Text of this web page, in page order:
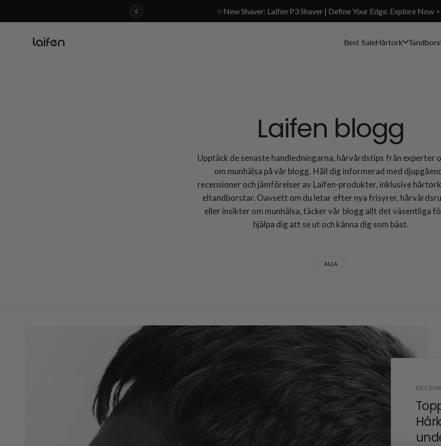
✨New Shaver: Laifen P3 Shaver | Define Your Edge. Explore Now
Best SaleHårtork
Laifen blogg
Upptäck de senaste handledningarna, hårvårdstips från experter
om munhälsa på vår blogg. Håll dig informerad med
recensioner och jämförelser av Laifen-produkter, inklusive
eltandborstar. Oavsett om du letar efter nya frisyrer,
eller insikter om munhälsa, täcker vår blogg allt det väsentliga
hjälpa dig att se ut och känna dig som bäst.
ALLA